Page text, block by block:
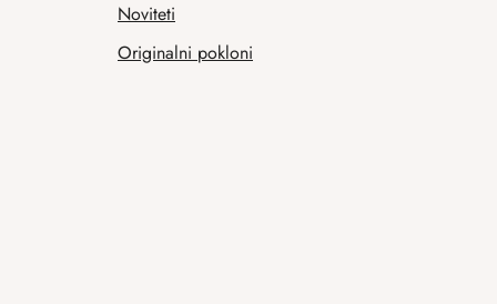
Noviteti
Originalni pokloni